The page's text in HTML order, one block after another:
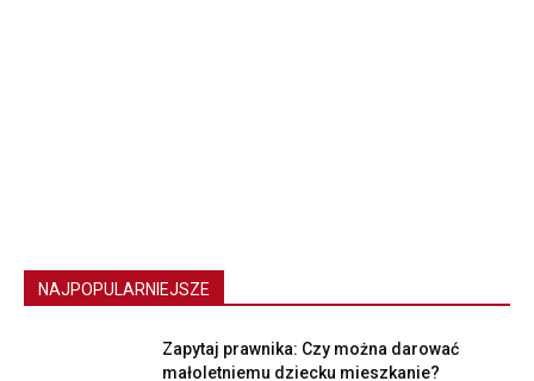
NAJPOPULARNIEJSZE
Zapytaj prawnika: Czy można darować
małoletniemu dziecku mieszkanie?